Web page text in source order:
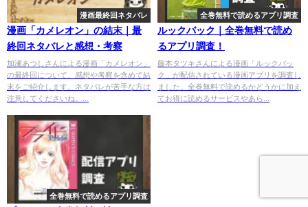
漫画最終回ネタバレ
漫画「カメレオン」の結末｜最
終回ネタバレと感想・考察
加瀬あつしさんによる漫画「カメレオン」
の最終回について、感想や考察を含めて結
末をご紹介します。ネタバレが苦手な方は
注意してくださいね。...
全巻無料で読めるアプリ調査
ルックバック｜全巻無料で読め
るアプリ調査！
藤本タツキさんによる漫画「ルックバッ
ク」が配信されている漫画アプリを調査し
ました。全巻無料で読めるかどうかに加え
てお得に読めるサービスやあら...
全巻無料で読めるアプリ調査